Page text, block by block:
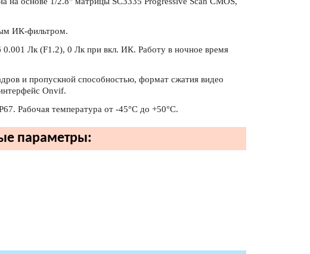
ИК-фильтром.
0.001 Лк (F1.2), 0 Лк при вкл. ИК. Работу в ночное время
и пропускной способностью, формат сжатия видео
Onvif.
Рабочая температура от -45°С до +50°С.
параметры: